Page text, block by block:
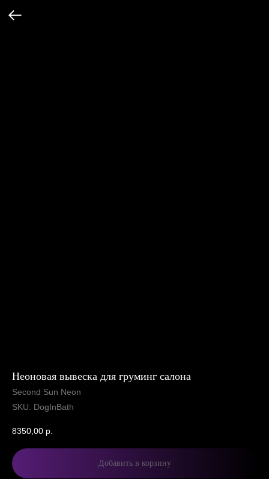
Неоновая вывеска для груминг салона
Second Sun Neon
SKU: DogInBath
8350,00 р.
Добавить в корзину